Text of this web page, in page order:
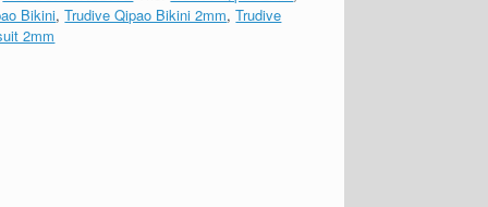
Bikini,Trudive Qipao Bikini 2mm,Trudive
2mm